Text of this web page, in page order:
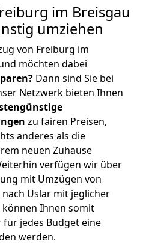
im Breisgau
umziehen
von Freiburg im
möchten dabei
Dann sind Sie bei
Netzwerk bieten Ihnen
zu fairen Preisen,
anderes als die
neuen Zuhause
verfügen wir über
mit Umzügen von
Uslar mit jeglicher
Ihnen somit
jedes Budget eine
werden.